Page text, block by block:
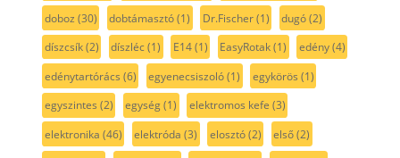
doboz (30) dobtámasztó(1) Dr.Fischer(1) dugó(2)
díszcsík(2) díszléc(1) E14(1) EasyRotak(1) edény(4)
edénytartórács (6) egyenecsiszoló(1) egykörös (1)
egyszintes (2) egység(1) elektromos kefe (3)
elektronika (46) elektróda (3) elosztó(2) első(2)